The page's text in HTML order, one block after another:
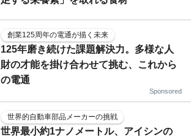
創業125周年の電通が描く未来
125年磨き続けた課題解決力。多様な人
財の才能を掛け合わせて挑む、これから
の電通
Sponsored
世界的自動車部品メーカーの挑戦
世界最小約1ナノメートル、アイシンの